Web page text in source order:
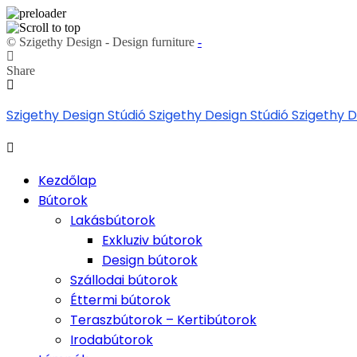
© Szigethy Design - Design furniture -
Share
Skip
to
content
Szigethy Design StúdióSzigethy Design StúdióSzigethy
Kezdőlap
Bútorok
Lakásbútorok
Exkluziv bútorok
Design bútorok
Szállodai bútorok
Éttermi bútorok
Teraszbútorok – Kertibútorok
Irodabútorok